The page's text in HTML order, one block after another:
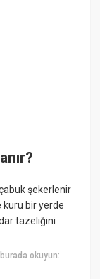
şekerlenir
kuru bir yerde
tazeliğini
burada okuyun: